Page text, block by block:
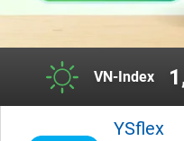
VN-Index
YSflex